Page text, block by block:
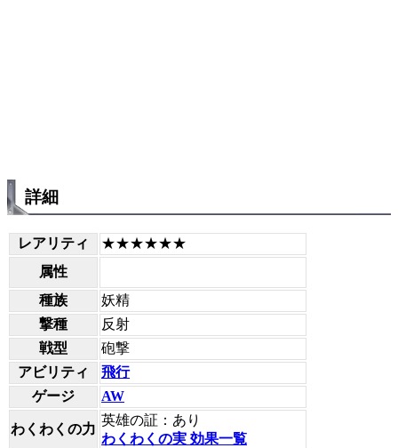
詳細
レアリティ
★★★★★★
属性
種族
妖精
撃種
反射
戦型
砲撃
アビリティ
飛行
ゲージ
AW
わくわくの力
英雄の証：あり
わくわくの実 効果一覧